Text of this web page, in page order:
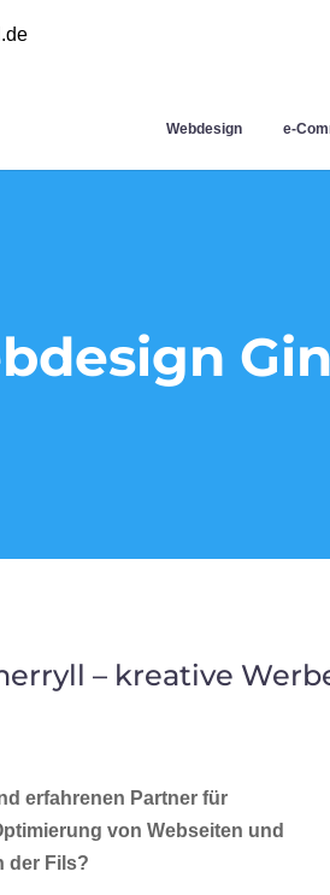
Webdesign e-
– kreative
erfahrenen Partner für
von Webseiten und
der Fils?